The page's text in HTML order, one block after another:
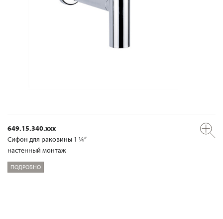
649.15.340.xxx
Сифон для раковины 1 ¼“
настенный монтаж
ПОДРОБНО